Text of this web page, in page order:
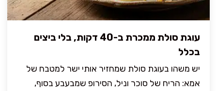
עוגת סולת ממכרת ב-40 דקות, בלי ביצים
בכלל
יש משהו בעוגת סולת שמחזיר אותי ישר למטבח של
אמא: הריח של סוכר וניל, הסירופ שמבעבע בסוף,